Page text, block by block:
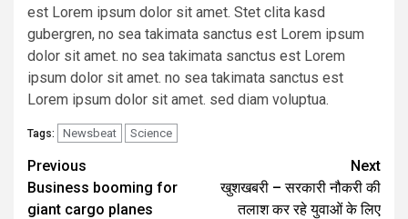
est Lorem ipsum dolor sit amet. Stet clita kasd
gubergren, no sea takimata sanctus est Lorem ipsum
dolor sit amet. no sea takimata sanctus est Lorem
ipsum dolor sit amet. no sea takimata sanctus est
Lorem ipsum dolor sit amet. sed diam voluptua.
Tags: Newsbeat Science
Post
navigation
Previous
Business booming for
giant cargo planes
Next
खुशखबरी – सरकारी नौकरी की
तलाश कर रहे युवाओं के लिए